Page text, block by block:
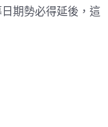
期勢必得延後，這